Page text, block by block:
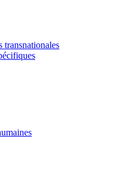
transnationales